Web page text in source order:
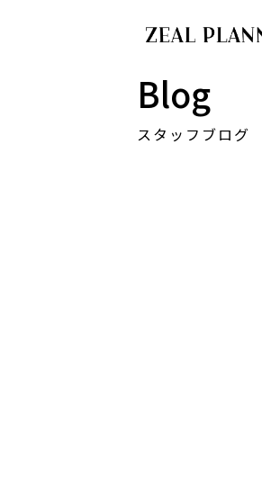
Blog
スタッフブログ